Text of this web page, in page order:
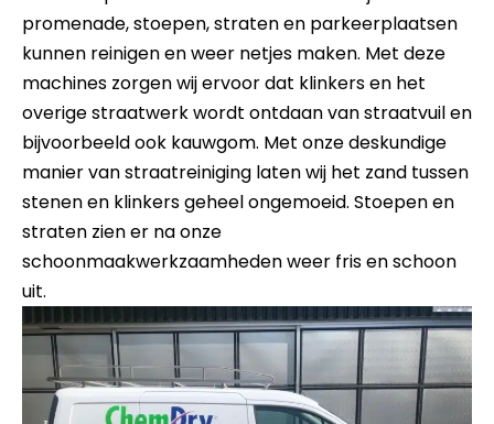
promenade, stoepen, straten en parkeerplaatsen
kunnen reinigen en weer netjes maken. Met deze
machines zorgen wij ervoor dat klinkers en het
overige straatwerk wordt ontdaan van straatvuil en
bijvoorbeeld ook kauwgom. Met onze deskundige
manier van straatreiniging laten wij het zand tussen
stenen en klinkers geheel ongemoeid. Stoepen en
straten zien er na onze
schoonmaakwerkzaamheden weer fris en schoon
uit.